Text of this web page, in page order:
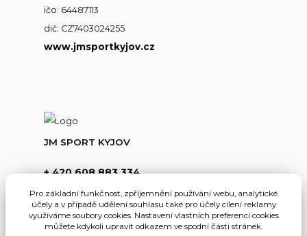
ičo: 64487113
dič: CZ7403024255
www.jmsportkyjov.cz
JM SPORT KYJOV
+ 420 608 883 334
info@jmsportkyjov.cz
Pro základní funkčnost, zpříjemnění používání webu, analytické
účely a v případě udělení souhlasu také pro účely cílení reklamy
využíváme soubory cookies. Nastavení vlastních preferencí cookies
můžete kdykoli upravit odkazem ve spodní části stránek.